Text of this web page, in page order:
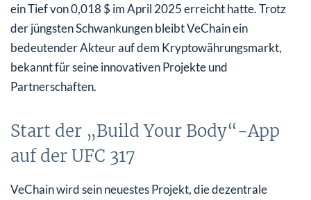
ein Tief von 0,018 $ im April 2025 erreicht hatte. Trotz
der jüngsten Schwankungen bleibt VeChain ein
bedeutender Akteur auf dem Kryptowährungsmarkt,
bekannt für seine innovativen Projekte und
Partnerschaften.
Start der „Build Your Body“-App
auf der UFC 317
VeChain wird sein neuestes Projekt, die dezentrale